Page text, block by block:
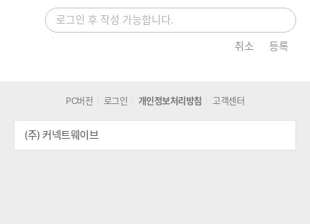
취소 등록
PC버전 로그인 개인정보처리방침 고객센터
(주) 커넥트웨이브